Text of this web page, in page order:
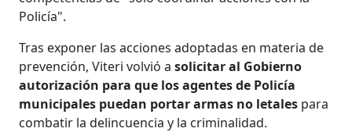
Policía".
Tras exponer las acciones adoptadas en materia de
prevención, Viteri volvió asolicitar al Gobierno
autorización para que los agentes de Policía
municipales puedan portar armas no letales para
combatir la delincuencia y la criminalidad.